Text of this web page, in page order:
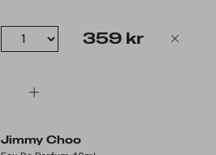
359 kr
Jimmy Choo